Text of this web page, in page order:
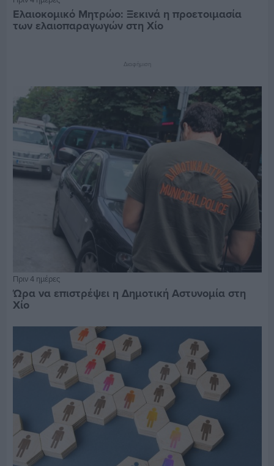
Ελαιοκομικό Μητρώο: Ξεκινά η προετοιμασία
των ελαιοπαραγωγών στη Χίο
Διαφήμιση
Πριν 4 ημέρες
Ώρα να επιστρέψει η Δημοτική Αστυνομία στη
Χίο